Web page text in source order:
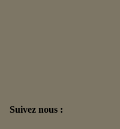
Suivez nous :